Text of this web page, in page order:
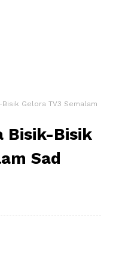
Gelora TV3 Semalam
Bisik-Bisik
Sad